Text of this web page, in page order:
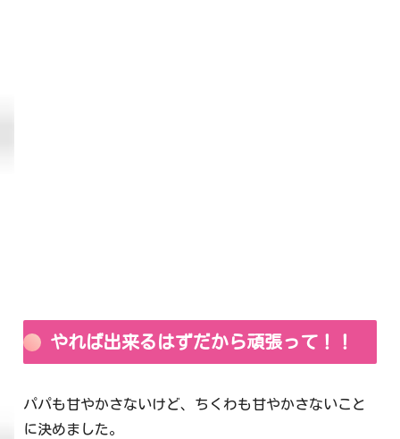
やれば出来るはずだから頑張って！！
パパも甘やかさないけど、ちくわも甘やかさないこと
に決めました。